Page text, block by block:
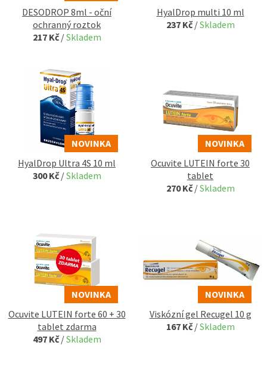
DESODROP 8ml - oční
ochranný roztok
217 Kč/Skladem
HyalDrop multi 10 ml
237 Kč/Skladem
NOVINKA
HyalDrop Ultra 4S 10 ml
300 Kč/Skladem
NOVINKA
Ocuvite LUTEIN forte 30
tablet
270 Kč/Skladem
NOVINKA
Ocuvite LUTEIN forte 60 + 30
tablet zdarma
497 Kč/Skladem
NOVINKA
Viskózní gel Recugel 10 g
167 Kč/Skladem